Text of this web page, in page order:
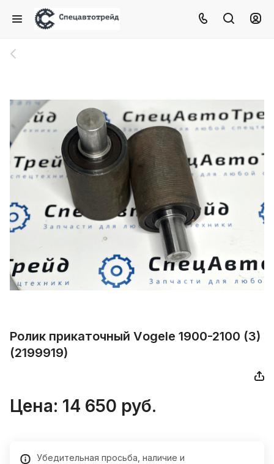
Ролик пpикaтoчный Vоgеle 1900-2100 (3)
(2199919)
Цена: 14 650 руб.
Убедительная просьба, наличие и